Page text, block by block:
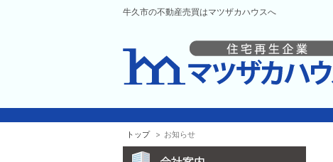
牛久市の不動産売買はマツザカハウスへ
トップ お知らせ